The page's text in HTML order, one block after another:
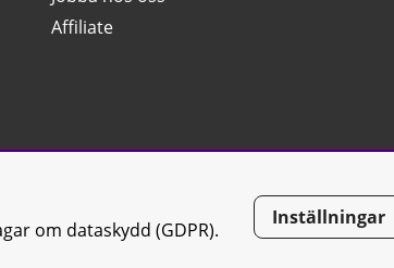
Affiliate
rights reserved | Org.nr: 556668-7058 | Tel: 0500-42 87 00
om dataskydd (GDPR).
Inställningar